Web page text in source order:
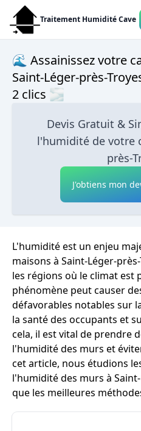
Traitement Humidité Cave
🌊 Assainissez votre
Saint-Léger-près-
2 clics 🌫
Devis Gratuit &
l'humidité de votre
près-
J'obtiens mon
L'humidité est un enjeu
maisons à Saint-Léger-
les régions où le climat est
phénomène peut causer
défavorables notables sur
la santé des occupants et
cela, il est vital de prendre
l'humidité des murs et
cet article, nous étudions
l'humidité des murs à
que les meilleures